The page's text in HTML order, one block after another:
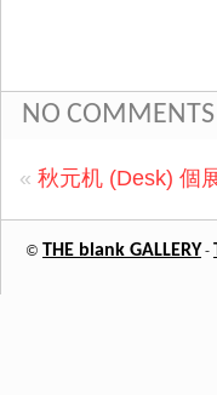
NO COMMENTS
« 秋元机 (Desk) 個
© THE blank GALLERY -